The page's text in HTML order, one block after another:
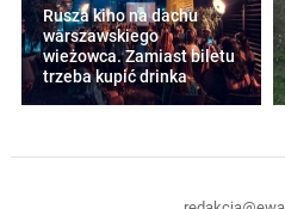
Rusza kino na dachu
warszawskiego
wieżowca. Zamiast biletu
trzeba kupić drinka